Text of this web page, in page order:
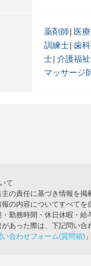
薬剤師 医
訓練士 歯
士 介護福
マッサージ
て
の責任に基づき情報を
の内容についてすべて
勤務時間・休日休暇・
あった際は、下記問い
合わせフォーム(質問箱)